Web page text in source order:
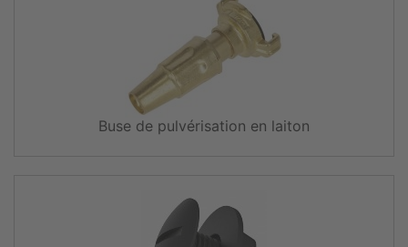
Buse de pulvérisation en laiton